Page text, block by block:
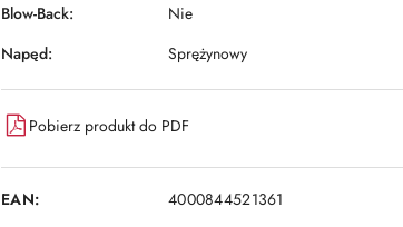
Blow-Back:
Nie
Napęd:
Sprężynowy
Pobierz produkt do PDF
EAN: 4000844521361